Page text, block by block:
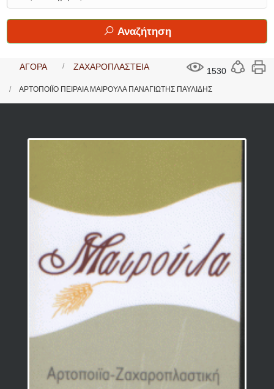
Αναζήτηση
1530
ΑΓΟΡΑ ΖΑΧΑΡΟΠΛΑΣΤΕΙΑ
ΑΡΤΟΠΟΙΪΟ ΠΕΙΡΑΙΑ ΜΑΙΡΟΥΛΑ ΠΑΝΑΓΙΩΤΗΣ ΠΑΥΛΙΔΗΣ